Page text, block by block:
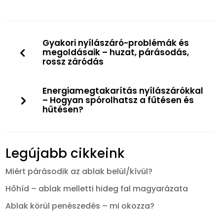
Gyakori nyílászáró-problémák és
megoldásaik – huzat, párásodás,
rossz záródás
Energiamegtakarítás nyílászárókkal
– Hogyan spórolhatsz a fűtésen és
hűtésen?
Legújabb cikkeink
Miért párásodik az ablak belül/kívül?
Hőhíd – ablak melletti hideg fal magyarázata
Ablak körül penészedés – mi okozza?